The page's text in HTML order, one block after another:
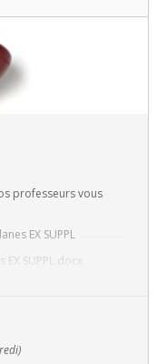
professeurs vous
EX SUPPL
SUPPL.docx